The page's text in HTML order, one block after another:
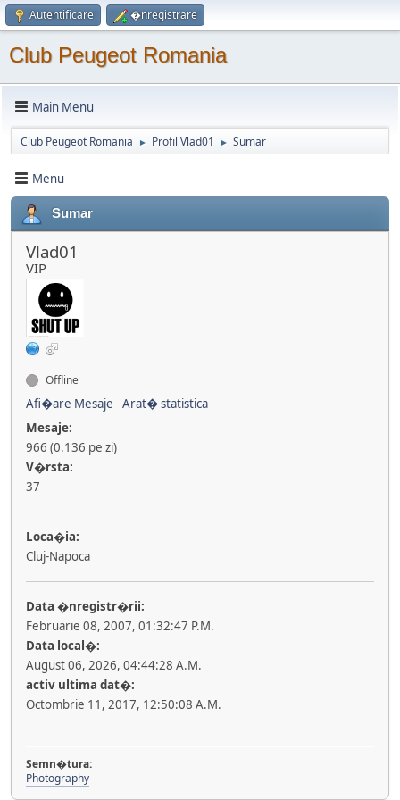
Autentificare �nregistrare
Club Peugeot Romania
Main Menu
Club Peugeot Romania ► Profil Vlad01 ► Sumar
Menu
Sumar
Vlad01
VIP
Offline
Afi�are Mesaje
Arat� statistica
Mesaje:
966 (0.136 pe zi)
V�rsta:
37
Loca�ia:
Cluj-Napoca
Data �nregistr�rii:
Februarie 08, 2007, 01:32:47 P.M.
Data local�:
August 06, 2026, 04:44:28 A.M.
activ ultima dat�:
Octombrie 11, 2017, 12:50:08 A.M.
Semn�tura:
Photography